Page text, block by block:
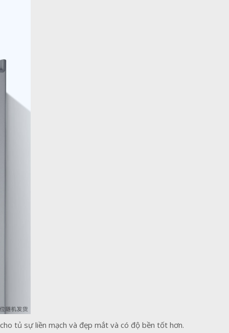
tủ sự liền mạch và đẹp mắt và có độ bền tốt hơn.